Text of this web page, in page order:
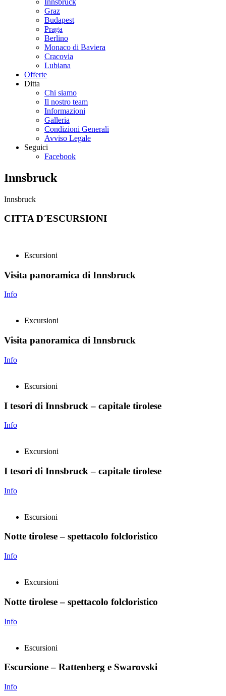
Graz
Budapest
Praga
Berlino
Monaco di Baviera
Cracovia
Lubiana
Offerte
Ditta
Chi siamo
Il nostro team
Informazioni
Galleria
Condizioni Generali
Avviso Legale
Seguici
Facebook
Innsbruck
Innsbruck
CITTA D´ESCURSIONI
Escursioni
Visita panoramica di Innsbruck
Info
Excursioni
Visita panoramica di Innsbruck
Info
Escursioni
I tesori di Innsbruck – capitale tirolese
Info
Excursioni
I tesori di Innsbruck – capitale tirolese
Info
Escursioni
Notte tirolese – spettacolo folcloristico
Info
Excursioni
Notte tirolese – spettacolo folcloristico
Info
Escursioni
Escursione – Rattenberg e Swarovski
Info